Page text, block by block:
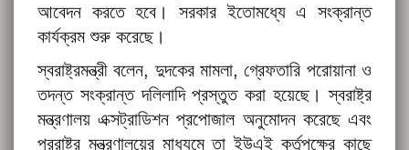
আবেদন করতে হবে। সরকার ইতোমধ্যে এ সংক্রান্ত
কার্যক্রম শুরু করেছে।
স্বরাষ্ট্রমন্ত্রী বলেন, দুদকের মামলা, গ্রেফতারি পরোয়ানা ও
তদন্ত সংক্রান্ত দলিলাদি প্রস্তুত করা হয়েছে। স্বরাষ্ট্র
মন্ত্রণালয় এক্সট্রাডিশন প্রপোজাল অনুমোদন করেছে এবং
পররাষ্ট্র মন্ত্রণালয়ের মাধ্যমে তা ইউএই কর্তৃপক্ষের কাছে